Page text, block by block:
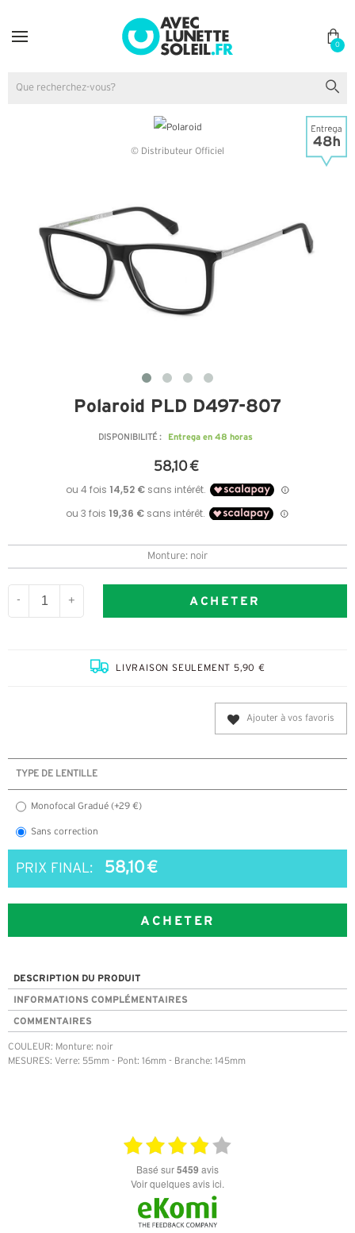
0
© Distributeur Officiel
Polaroid PLD D497-807
DISPONIBILITÉ : Entrega en 48 horas
58,10 €
Monture: noir
- + ACHETER
LIVRAISON SEULEMENT 5,90 €
Ajouter à vos favoris
TYPE DE LENTILLE
Monofocal Gradué (+29 €)
Sans correction
PRIX FINAL: 58,10 €
ACHETER
DESCRIPTION DU PRODUIT
INFORMATIONS COMPLÉMENTAIRES
COMMENTAIRES
COULEUR: Monture: noir
MESURES: Verre: 55mm - Pont: 16mm - Branche: 145mm
basé sur5459 avis
Voir quelques avis ici.